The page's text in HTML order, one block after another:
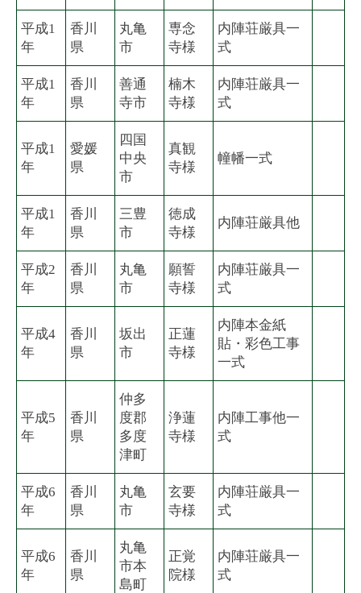
平成1
年
香川
県
丸亀
市
専念
寺様
内陣荘厳具一
式
平成1
年
香川
県
善通
寺市
楠木
寺様
内陣荘厳具一
式
平成1
年
愛媛
県
四国
中央
市
真観
寺様
幢幡一式
平成1
年
香川
県
三豊
市
徳成
寺様
内陣荘厳具他
平成2
年
香川
県
丸亀
市
願誓
寺様
内陣荘厳具一
式
平成4
年
香川
県
坂出
市
正蓮
寺様
内陣本金紙
貼・彩色工事
一式
平成5
年
香川
県
仲多
度郡
多度
津町
浄蓮
寺様
内陣工事他一
式
平成6
年
香川
県
丸亀
市
玄要
寺様
内陣荘厳具一
式
平成6
年
香川
県
丸亀
市本
島町
正覚
院様
内陣荘厳具一
式